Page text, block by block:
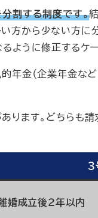
分割する制度です。
方から少ない方に
ように修正するケ
年金（企業年金な
ります。どちらも
婚成立後２年以内